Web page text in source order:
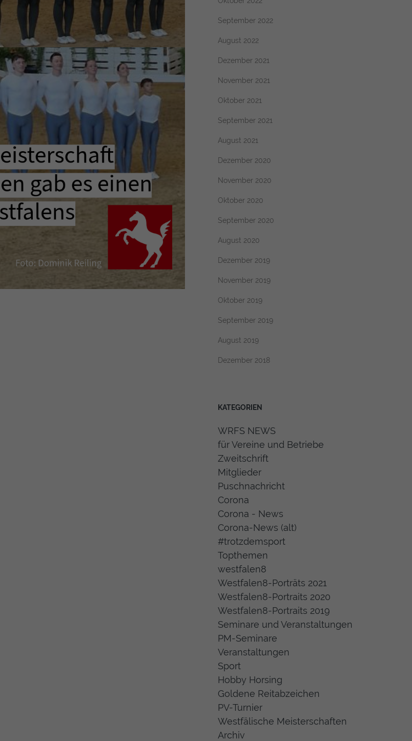
September 2022
August 2022
Dezember 2021
November 2021
Oktober 2021
September 2021
August 2021
Dezember 2020
November 2020
Oktober 2020
September 2020
August 2020
Dezember 2019
November 2019
Oktober 2019
September 2019
August 2019
Dezember 2018
KATEGORIEN
WRFS NEWS
für Vereine und Betriebe
Zweitschrift
Mitglieder
Puschnachricht
Corona
Corona - News
Corona-News (alt)
#trotzdemsport
Topthemen
westfalen8
Westfalen8-Porträts 2021
Westfalen8-Portraits 2020
Westfalen8-Portraits 2019
Seminare und Veranstaltungen
PM-Seminare
Veranstaltungen
Sport
Hobby Horsing
Goldene Reitabzeichen
PV-Turnier
Westfälische Meisterschaften
Archiv